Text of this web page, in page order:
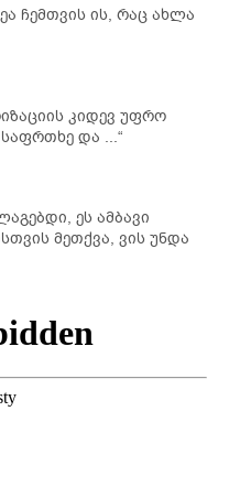
ჩემთვის ის, რაც ახლა
კიდევ უფრო
და ...“
ეს ამბავი
მეთქვა, ვის უნდა